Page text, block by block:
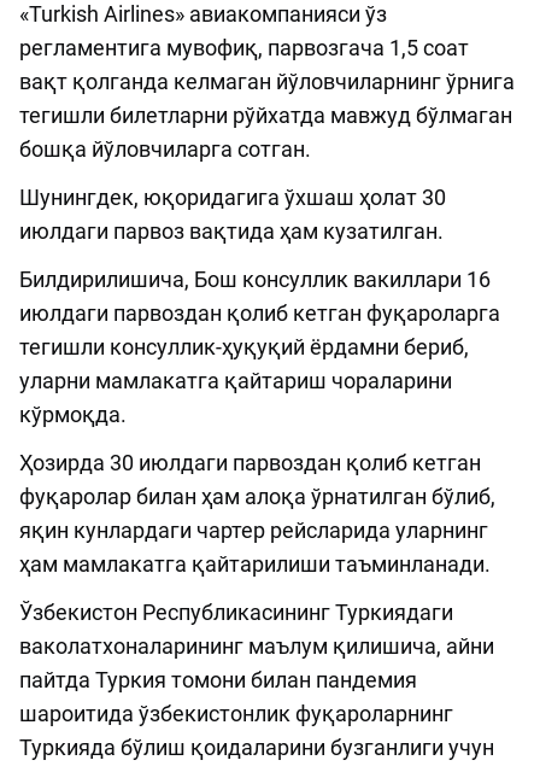
«Turkish Airlines» авиакомпанияси ўз
регламентига мувофиқ, парвозгача 1,5 соат
вақт қолганда келмаган йўловчиларнинг ўрнига
тегишли билетларни рўйхатда мавжуд бўлмаган
бошқа йўловчиларга сотган.
Шунингдек, юқоридагига ўхшаш ҳолат 30
июлдаги парвоз вақтида ҳам кузатилган.
Билдирилишича, Бош консуллик вакиллари 16
июлдаги парвоздан қолиб кетган фуқароларга
тегишли консуллик-ҳуқуқий ёрдамни бериб,
уларни мамлакатга қайтариш чораларини
кўрмоқда.
Ҳозирда 30 июлдаги парвоздан қолиб кетган
фуқаролар билан ҳам алоқа ўрнатилган бўлиб,
яқин кунлардаги чартер рейсларида уларнинг
ҳам мамлакатга қайтарилиши таъминланади.
Ўзбекистон Республикасининг Туркиядаги
ваколатхоналарининг маълум қилишича, айни
пайтда Туркия томони билан пандемия
шароитида ўзбекистонлик фуқароларнинг
Туркияда бўлиш қоидаларини бузганлиги учун